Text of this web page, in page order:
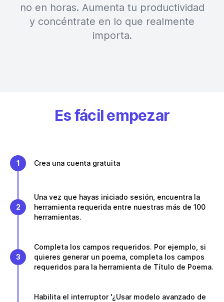
no en horas. Aumenta tu productividad
y concéntrate en lo que realmente
importa.
Es fácil empezar
1 Crea una cuenta gratuita
2
Una vez que hayas iniciado sesión, encuentra la
herramienta requerida entre nuestras más de 100
herramientas.
3
Completa los campos requeridos. Por ejemplo, si
quieres generar un poema, completa los campos
requeridos para la herramienta de Título de Poema.
Habilita el interruptor '¿Usar modelo avanzado de